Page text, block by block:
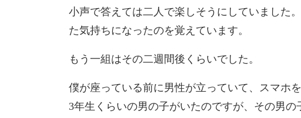
小声で答えては二人で楽 しそうにしていました
た気持ちになったのを覚えています。
もう一組はその二週間後くらいでした。
僕が座っている前に男性が立っていて、スマホ
3年生くらいの男の子がいたのですが、その男の